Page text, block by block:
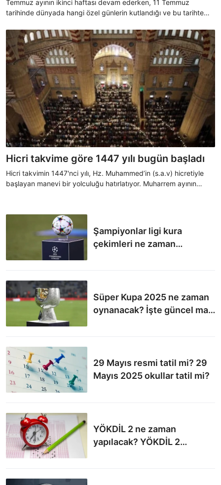
Temmuz ayının ikinci haftası devam ederken, 11 Temmuz
tarihinde dünyada hangi özel günlerin kutlandığı ve bu tarihte
dünyada ve Türkiye’de dikkat çeken özel günler ve anlamları...
Hicri takvime göre 1447 yılı bugün başladı
Hicri takvimin 1447'nci yılı, Hz. Muhammed’in (s.a.v) hicretiyle
başlayan manevi bir yolculuğu hatırlatıyor. Muharrem ayının
olmasını diledi.
Şampiyonlar ligi kura
çekimleri ne zaman
Süper Kupa 2025 ne zaman
oynanacak? İşte güncel maç
29 Mayıs resmi tatil mi? 29
Mayıs 2025 okullar tatil mi?
YÖKDİL 2 ne zaman
yapılacak? YÖKDİL 2